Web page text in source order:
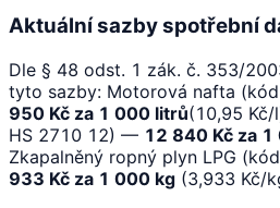
Aktuální sazby spotřební
Dle § 48 odst. 1 zák. č. 353/
tyto sazby: Motorová nafta
950 Kč za 1 000 litrů(10,95
HS 2710 12) — 12 840 Kč za
Zkapalněný ropný plyn LPG
933 Kč za 1 000 kg (3,933 Kč/